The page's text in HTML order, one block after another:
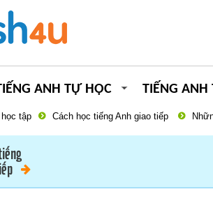
ANH TỰ HỌC TIẾNG ANH
tập Cách học tiếng Anh giao tiếp